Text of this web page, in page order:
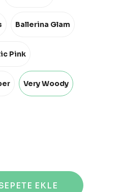
Ballerina Glam
Pink
Very Woody
EKLE